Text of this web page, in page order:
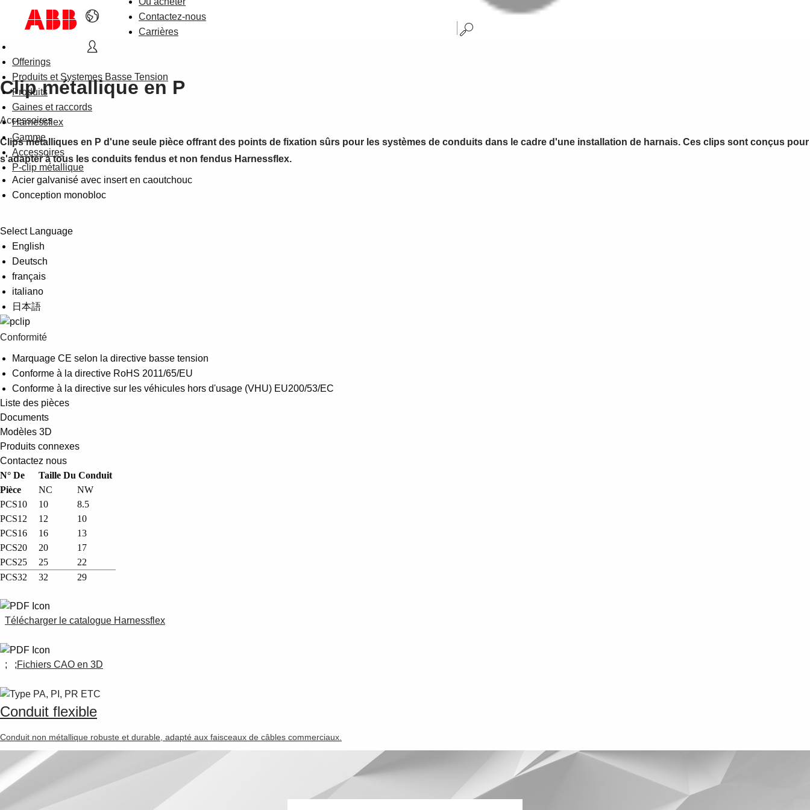
Contactez-nous
Carrières
Offerings
Produits et Systemes Basse Tension
Produits
Gaines et raccords
Harnessflex
Gamme
Accessoires
P-clip métallique
Clip métallique en P
Accessoires
Clips métalliques en P d'une seule pièce offrant des points de fixation sûrs pour les systèmes de conduits dans le cadre d'une installation de harnais. Ces clips sont conçus pour
s'adapter à tous les conduits fendus et non fendus Harnessflex.
Acier galvanisé avec insert en caoutchouc
Conception monobloc
Select Language
English
Deutsch
français
italiano
日本語
Conformité
Marquage CE selon la directive basse tension
Conforme à la directive RoHS 2011/65/EU
Conforme à la directive sur les véhicules hors d'usage (VHU) EU200/53/EC
Liste des pièces
Documents
Modèles 3D
Produits connexes
Contactez nous
N° De
Pièce
Taille Du Conduit
NC
NW
PCS10
10
8.5
PCS12
12
10
PCS16
16
13
PCS20
20
17
PCS25
25
22
PCS32
32 29
Télécharger le catalogue Harnessflex
; ;Fichiers CAO en 3D
Conduit flexible
Conduit non métallique robuste et durable, adapté aux faisceaux de câbles commerciaux.